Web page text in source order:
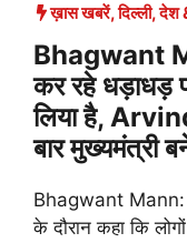
ख़ास खबरें,दिल्ली,देश
Bhagwant
कर रहे धड़ाधड़
लिया है,
बार मुख्यमंत्री
Bhagwant Mann:
के दौरान कहा कि